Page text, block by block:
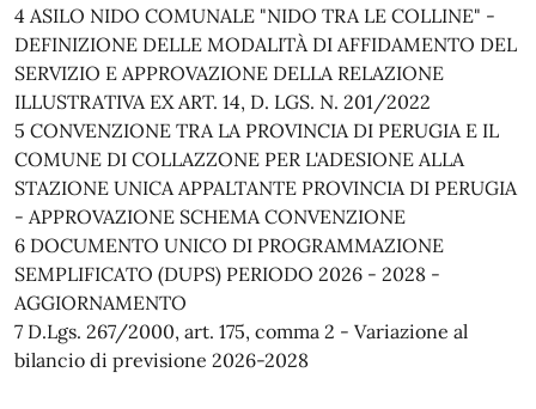
4 ASILO NIDO COMUNALE "NIDO TRA LE COLLINE" -
DEFINIZIONE DELLE MODALITÀ DI AFFIDAMENTO DEL
SERVIZIO E APPROVAZIONE DELLA RELAZIONE
ILLUSTRATIVA EX ART. 14, D. LGS. N. 201/2022
5 CONVENZIONE TRA LA PROVINCIA DI PERUGIA E IL
COMUNE DI COLLAZZONE PER L'ADESIONE ALLA
STAZIONE UNICA APPALTANTE PROVINCIA DI PERUGIA
- APPROVAZIONE SCHEMA CONVENZIONE
6 DOCUMENTO UNICO DI PROGRAMMAZIONE
SEMPLIFICATO (DUPS) PERIODO 2026 - 2028 -
AGGIORNAMENTO
7 D.Lgs. 267/2000, art. 175, comma 2 - Variazione al
bilancio di previsione 2026-2028